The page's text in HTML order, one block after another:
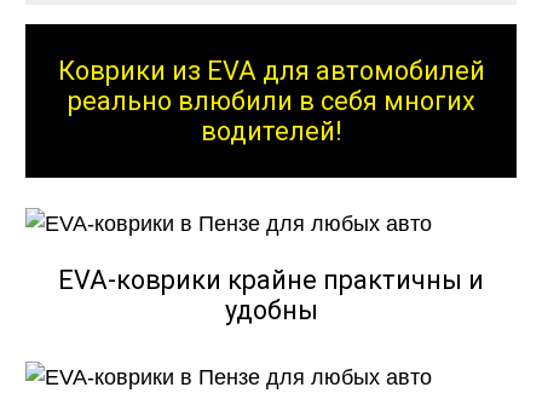
Коврики из EVA для автомобилей
реально влюбили в себя многих
водителей!
EVA-коврики крайне практичны и
удобны